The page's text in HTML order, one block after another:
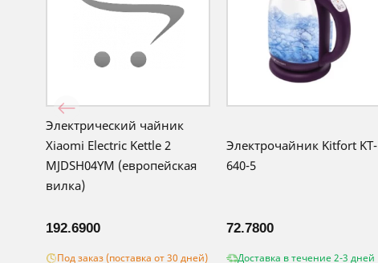
Электрический чайник
Xiaomi Electric Kettle 2
MJDSH04YM (европейская
вилка)
192.6900
Под заказ (поставка от 30 дней)
Электрочайник Kitfort KT-
640-5
72.7800
Доставка в течение 2-3 дней